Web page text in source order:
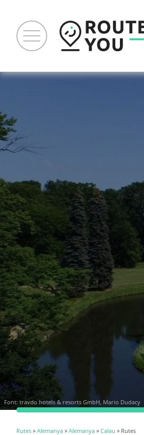
Font: travdo hotels & resorts GmbH, Mario Dudacy
Rutes » Alemanya » Alemanya » Calau » Rutes